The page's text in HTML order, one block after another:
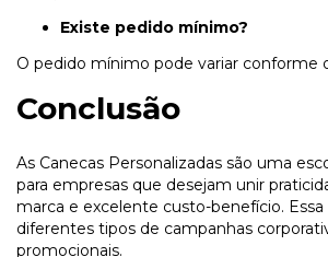
Existe pedido mínimo?
O pedido mínimo pode variar conforme
Conclusão
As Canecas Personalizadas são uma
para empresas que desejam unir
marca e excelente custo-benefício.
diferentes tipos de campanhas
promocionais.